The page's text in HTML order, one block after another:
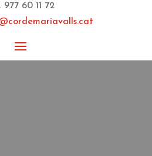
977 60 11 72